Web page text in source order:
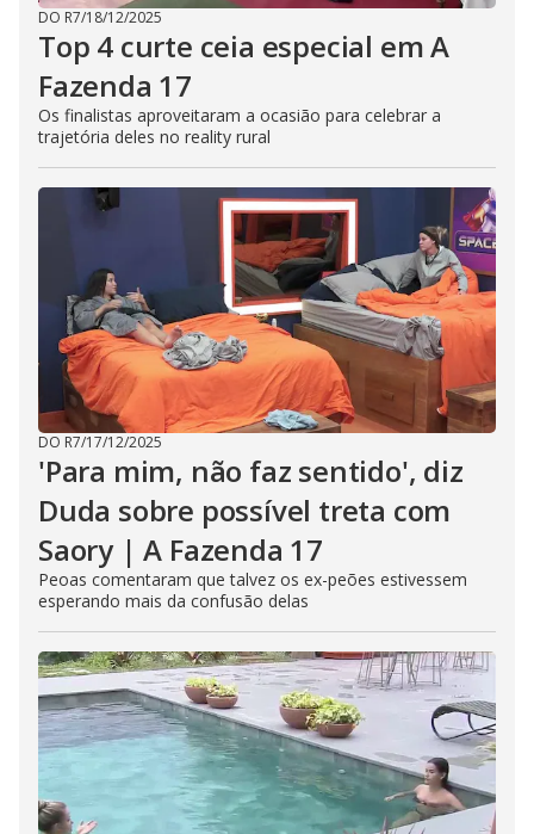
DO R7/18/12/2025
Top 4 curte ceia especial em A
Fazenda 17
Os finalistas aproveitaram a ocasião para celebrar a
trajetória deles no reality rural
DO R7/17/12/2025
'Para mim, não faz sentido', diz
Duda sobre possível treta com
Saory | A Fazenda 17
Peoas comentaram que talvez os ex-peões estivessem
esperando mais da confusão delas